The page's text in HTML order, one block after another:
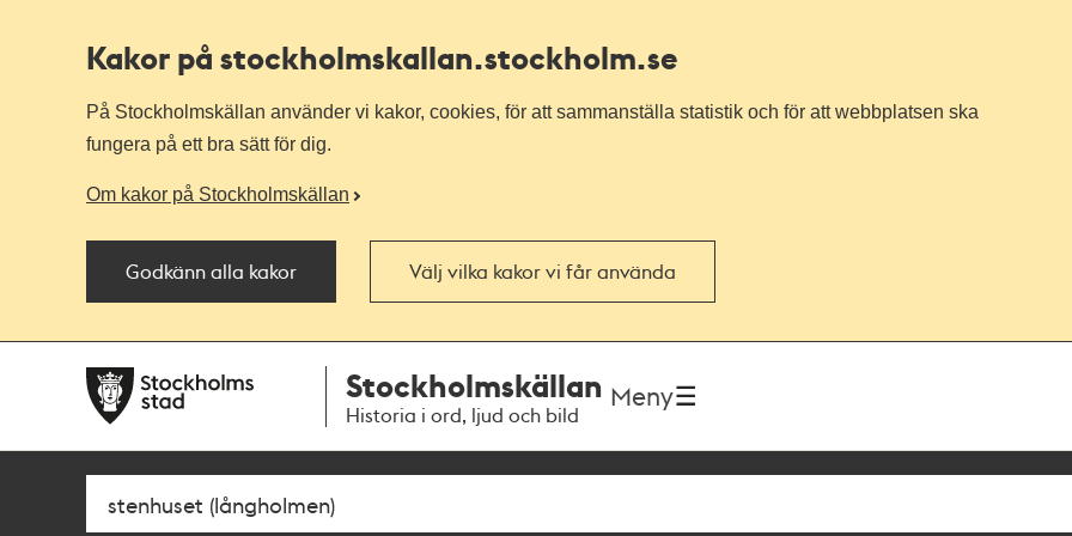
Kakor på stockholmskallan.stockholm.se
På Stockholmskällan använder vi kakor, cookies, för att sammanställa statistik och för att webbplatsen ska
fungera på ett bra sätt för dig.
Om kakor på Stockholmskällan
Godkänn alla kakor Välj vilka kakor vi får använda
navigationen
huvudinnehållet
Stockholmskällan
Historia i ord, ljud och bild
Meny
Sök